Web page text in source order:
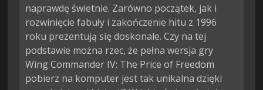
naprawdę świetnie. Zarówno początek, jak i
rozwinięcie fabuły i zakończenie hitu z 1996
roku prezentują się doskonale. Czy na tej
podstawie można rzec, że pełna wersja gry
Wing Commander IV: The Price of Freedom
pobierz na komputer jest tak unikalna dzięki